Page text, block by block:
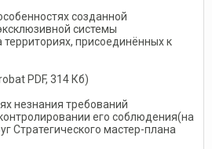
созданной
системы
территориях, присоединённых к
PDF, 314 Кб)
незнания требований
его соблюдения(на
Стратегического мастер-плана